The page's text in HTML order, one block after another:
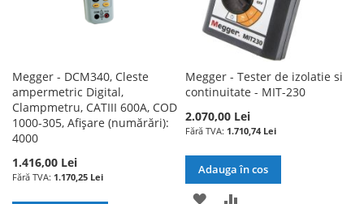
Megger - DCM340, Cleste
ampermetric Digital,
Clampmetru, CATIII 600A, COD
1000-305, Afișare (numărări):
4000
1.416,00 Lei
1.170,25 Lei
Megger - Tester de izolatie si
continuitate - MIT-230
2.070,00 Lei
1.710,74 Lei
Adauga în cos
ADAUGATI